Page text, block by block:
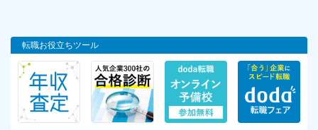
＼グローバルに活躍するチャンスも！／
海外発のシステムによる開発案件へ参加するチャンスも。技術力
と共に語学力も磨けるプロジェクトで活躍している社員もおりま
す。 ※翻訳ツールを使用するため語学力は不問
対象となる方
転職お役立ちツール